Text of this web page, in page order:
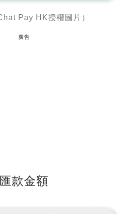
Pay HK授權圖片）
廣告
款金額